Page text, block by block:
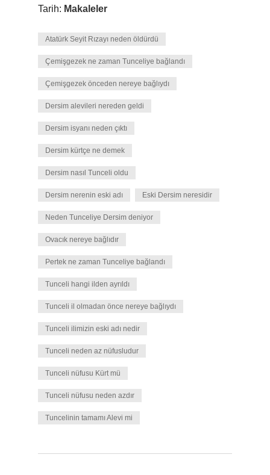
Tarih: Makaleler
Atatürk Seyit Rızayı neden öldürdü
Çemişgezek ne zaman Tunceliye bağlandı
Çemişgezek önceden nereye bağlıydı
Dersim alevileri nereden geldi
Dersim isyanı neden çıktı
Dersim kürtçe ne demek
Dersim nasıl Tunceli oldu
Dersim nerenin eski adı Eski Dersim neresidir
Neden Tunceliye Dersim deniyor
Ovacık nereye bağlıdır
Pertek ne zaman Tunceliye bağlandı
Tunceli hangi ilden ayrıldı
Tunceli il olmadan önce nereye bağlıydı
Tunceli ilimizin eski adı nedir
Tunceli neden az nüfusludur
Tunceli nüfusu Kürt mü
Tunceli nüfusu neden azdır
Tuncelinin tamamı Alevi mi